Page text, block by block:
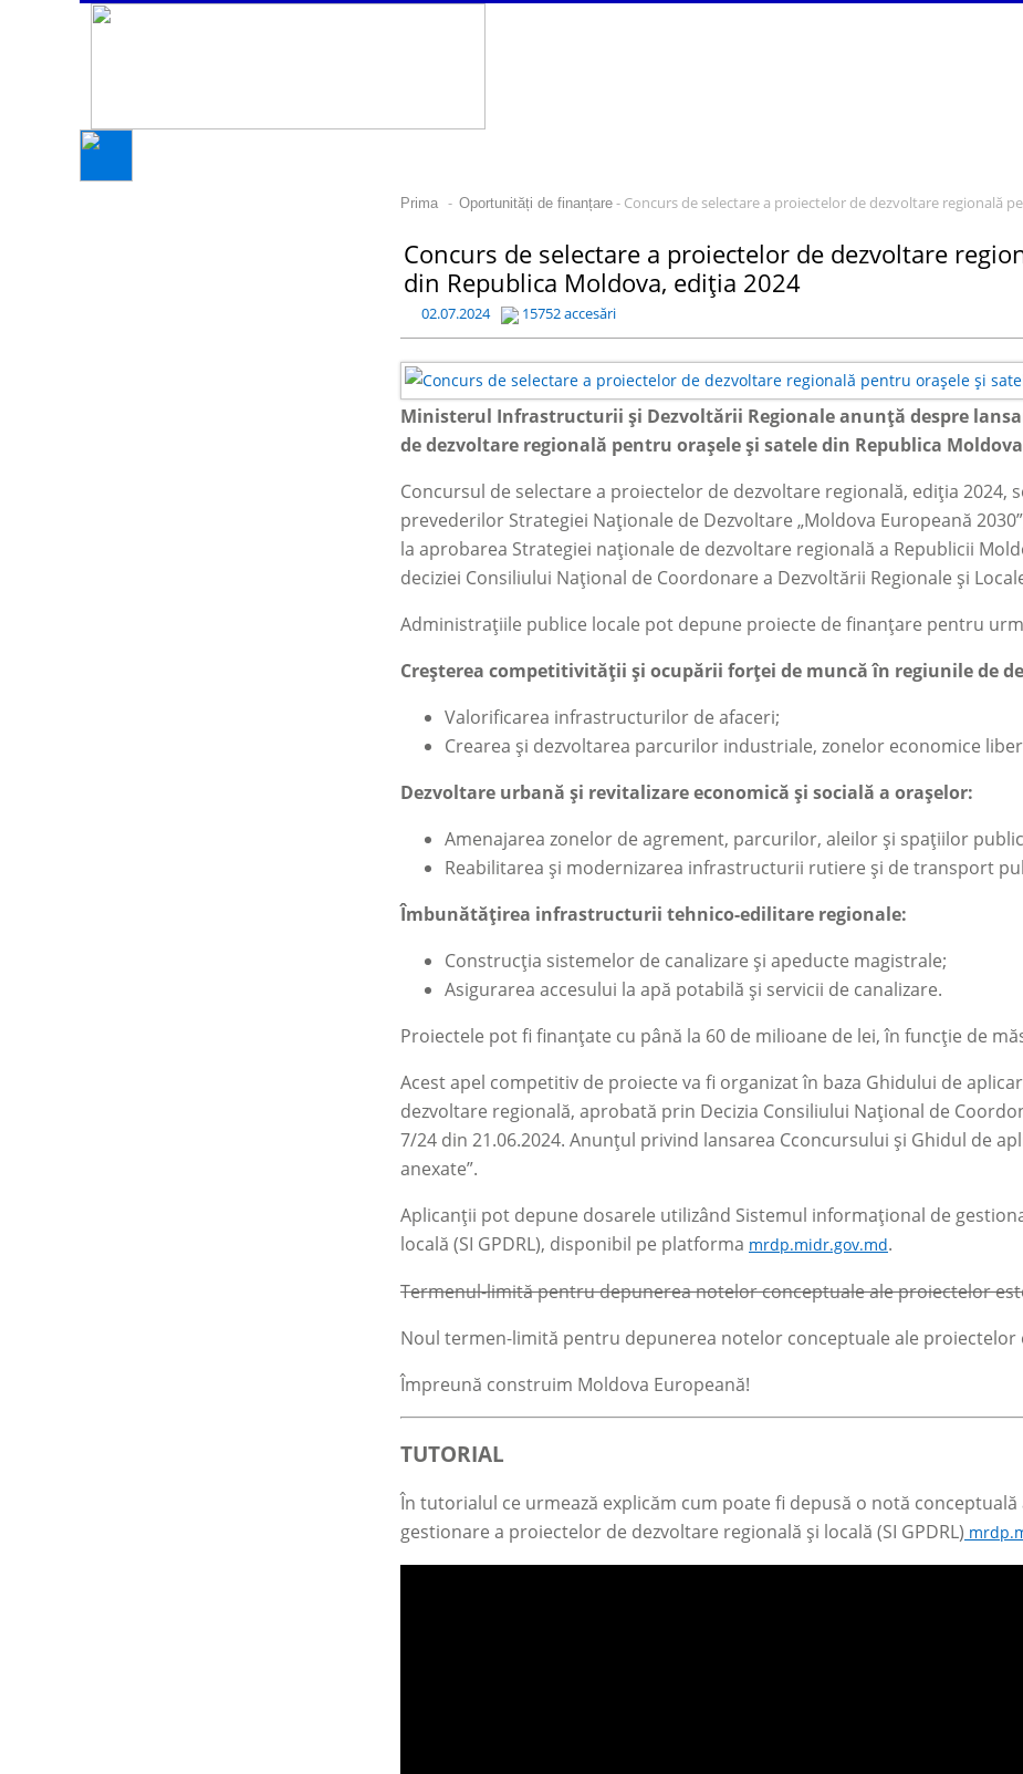
Prima - Oportunități de finanțare - Concurs de selectare a proiectelor de dezvoltare regională
Concurs de selectare a proiectelor de dezvoltare
din Republica Moldova, ediția 2024
02.07.2024 15752 accesări
Ministerul Infrastructurii și Dezvoltării Regionale anunță despre
de dezvoltare regională pentru orașele și satele din Republica
Concursul de selectare a proiectelor de dezvoltare regională, ediția 2024,
prevederilor Strategiei Naționale de Dezvoltare „Moldova Europeană
la aprobarea Strategiei naționale de dezvoltare regională a Republicii
deciziei Consiliului Național de Coordonare a Dezvoltării Regionale și
Administrațiile publice locale pot depune proiecte de finanțare pentru
Creșterea competitivității și ocupării forței de muncă în regiunile de
Valorificarea infrastructurilor de afaceri;
Crearea și dezvoltarea parcurilor industriale, zonelor economice
Dezvoltare urbană și revitalizare economică și socială a orașelor:
Amenajarea zonelor de agrement, parcurilor, aleilor și spațiilor
Reabilitarea și modernizarea infrastructurii rutiere și de transport
Îmbunătățirea infrastructurii tehnico-edilitare regionale:
Construcția sistemelor de canalizare și apeducte magistrale;
Asigurarea accesului la apă potabilă și servicii de canalizare.
Proiectele pot fi finanțate cu până la 60 de milioane de lei, în funcție de
Acest apel competitiv de proiecte va fi organizat în baza Ghidului de
dezvoltare regională, aprobată prin Decizia Consiliului Național de
7/24 din 21.06.2024. Anunțul privind lansarea Cconcursului și Ghidul de
anexate”.
Aplicanții pot depune dosarele utilizând Sistemul informațional de
locală (SI GPDRL), disponibil pe platforma mrdp.midr.gov.md.
Termenul-limită pentru depunerea notelor conceptuale ale proiectelor
Noul termen-limită pentru depunerea notelor conceptuale ale proiectelor
Împreună construim Moldova Europeană!
TUTORIAL
În tutorialul ce urmează explicăm cum poate fi depusă o notă
gestionare a proiectelor de dezvoltare regională și locală (SI GPDRL)